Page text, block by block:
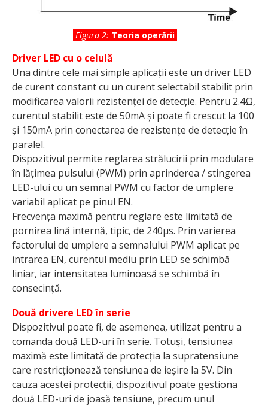
Figura 2: Teoria operării
Driver LED cu o celulă
Una dintre cele mai simple aplicații este un driver LED
de curent constant cu un curent selectabil stabilit prin
modificarea valorii rezistenței de detecție. Pentru 2.4Ω,
curentul stabilit este de 50mA și poate fi crescut la 100
și 150mA prin conectarea de rezistențe de detec­ție în
paralel.
Dispozitivul permite re­glarea strălucirii prin modulare
în lățimea pulsului (PWM) prin aprinderea / stingerea
LED-ului cu un semnal PWM cu factor de umplere
variabil aplicat pe pinul EN.
Frecvența maximă pentru reglare este limitată de
pornirea lină internă, tipic, de 240μs. Prin varierea
factorului de umplere a semnalului PWM aplicat pe
intrarea EN, curentul mediu prin LED se schimbă
liniar, iar intensitatea luminoasă se schimbă în
consecință.
Două drivere LED în serie
Dispozitivul poate fi, de asemenea, utilizat pentru a
comanda două LED-uri în serie. Totuși, tensiunea
maximă este limitată de protecția la supratensiune
care restricționează tensiunea de ieșire la 5V. Din
cauza acestei protecții, dispozitivul poate gestiona
două LED-uri de joasă tensiune, precum unul